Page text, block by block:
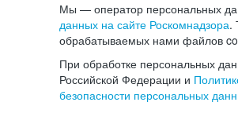
Мы — оператор персональных
данных на сайте Роскомнадзора.
обрабатываемых нами файлов
При обработке персональных
Российской Федерации и
безопасности персональных